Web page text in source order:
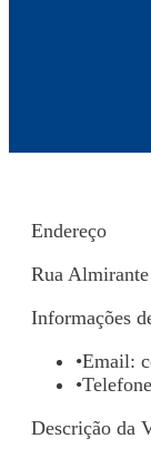
Endereço
Rua
Informações
•Email:
•
Descrição da